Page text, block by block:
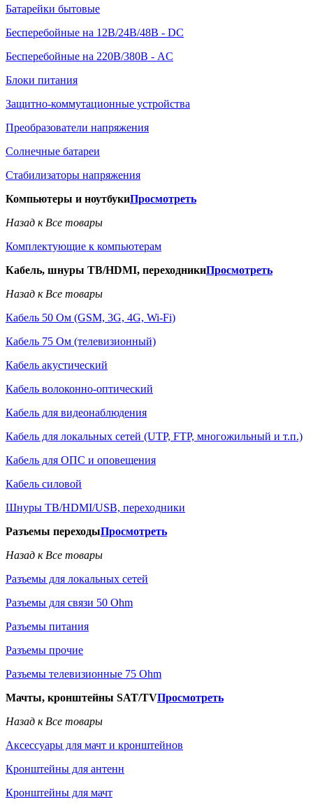
Батарейки бытовые
Бесперебойные на 12В/24В/48В - DC
Бесперебойные на 220В/380В - AC
Блоки питания
Защитно-коммутационные устройства
Преобразователи напряжения
Солнечные батареи
Стабилизаторы напряжения
Компьютеры и ноутбукиПросмотреть
Назад к Все товары
Комплектующие к компьютерам
Кабель, шнуры ТВ/HDMI, переходникиПросмотреть
Назад к Все товары
Кабель 50 Ом (GSM, 3G, 4G, Wi-Fi)
Кабель 75 Ом (телевизионный)
Кабель акустический
Кабель волоконно-оптический
Кабель для видеонаблюдения
Кабель для локальных сетей (UTP, FTP, многожильный и т.п.)
Кабель для ОПС и оповещения
Кабель силовой
Шнуры ТВ/HDMI/USB, переходники
Разъемы переходыПросмотреть
Назад к Все товары
Разъемы для локальных сетей
Разъемы для связи 50 Ohm
Разъемы питания
Разъемы прочие
Разъемы телевизионные 75 Ohm
Мачты, кронштейны SAT/TVПросмотреть
Назад к Все товары
Аксессуары для мачт и кронштейнов
Кронштейны для антенн
Кронштейны для мачт